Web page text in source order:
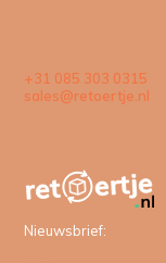
+31 085 303 0315
sales@retoertje.nl
Nieuwsbrief: